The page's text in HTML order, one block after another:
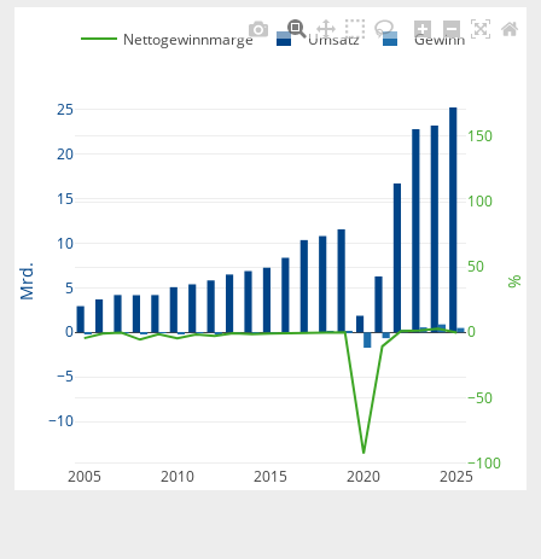
2005 2010 2015 2020 2025
−10
−5
0
5
10
15
20
25
−100
−50
0
50
100
150
Nettogewinnmarge Umsatz Gewinn
Mrd. %